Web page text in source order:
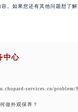
容。如果您还有其他问题想了
中心
services.cn/problem/
做外观保养？